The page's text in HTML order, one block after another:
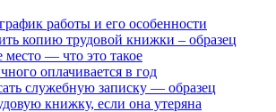
работы и его особенности
копию трудовой книжки – образец
место — что это такое
оплачивается в год
служебную записку — образец
книжку, если она утеряна